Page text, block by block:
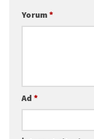
Yorum*
Ad *